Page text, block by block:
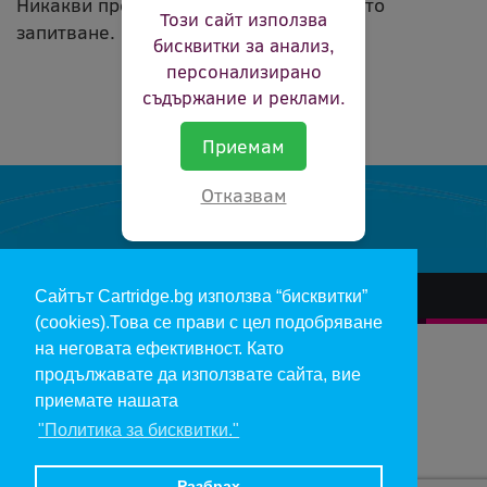
Сайтът Cartridge.bg използва “бисквитки”
(cookies).Това се прави с цел подобряване
на неговата ефективност. Като
продължавате да използвате сайта, вие
приемате нашата
"Политика за бисквитки."
запитване.
Този сайт използва
бисквитки за анализ,
персонализирано
съдържание и реклами.
Приемам
Отказвам
За нас Гаранции и рекламации Контакт Доставка
Отказ и връщане на продукти Общи условия за ползване
Изкупуване на празни касети
Цените в евро са изчислени по фиксирания курс 1 € = 1.95583 лв.